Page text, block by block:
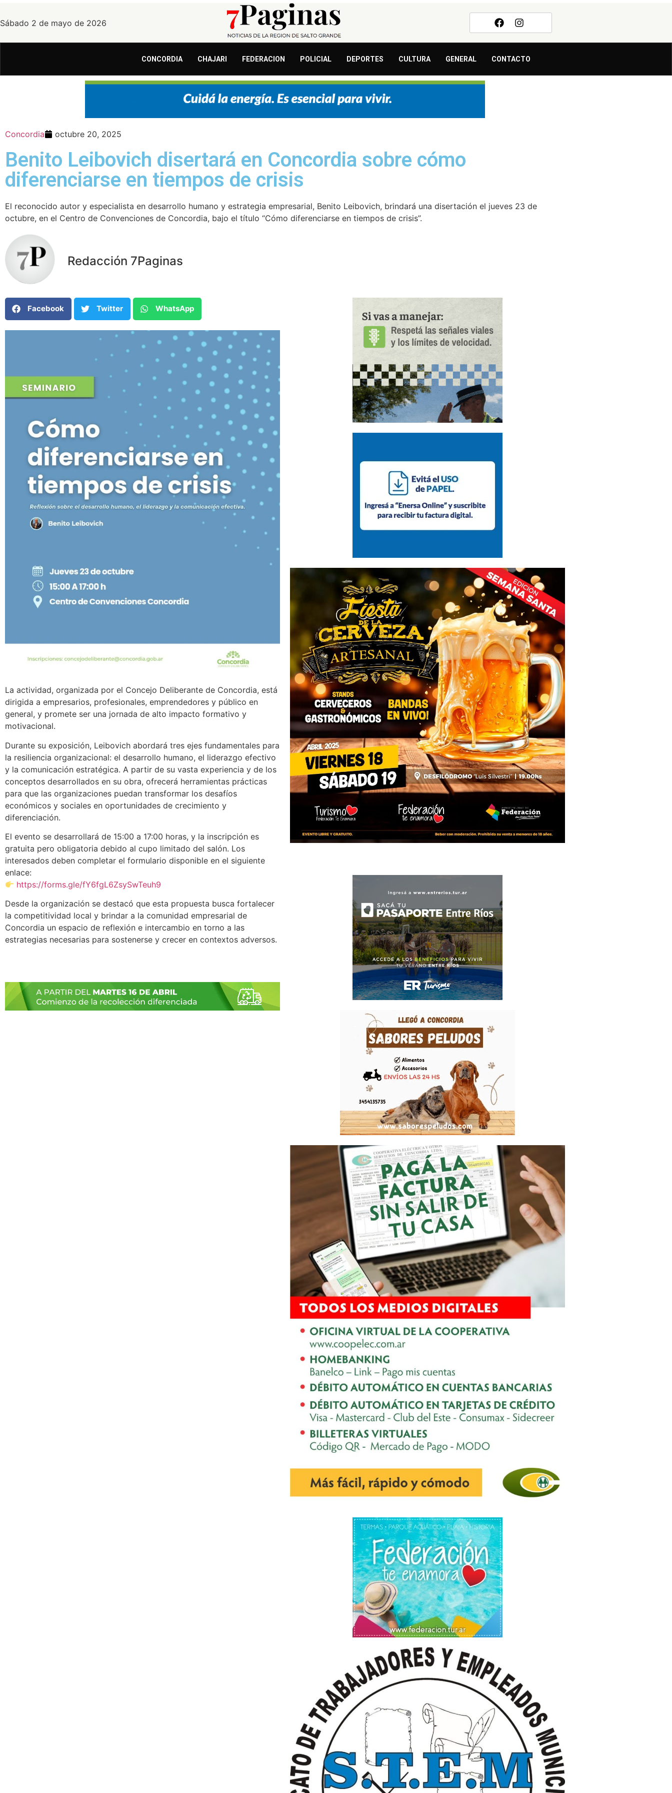
Sábado 2 de mayo de 2026
CONCORDIA CHAJARI FEDERACION POLICIAL DEPORTES CULTURA GENERAL CONTACTO
Concordia octubre 20, 2025
Benito Leibovich disertará en Concordia sobre cómo
diferenciarse en tiempos de crisis
El reconocido autor y especialista en desarrollo humano y estrategia empresarial, Benito Leibovich, brindará una disertación el jueves 23 de
octubre, en el Centro de Convenciones de Concordia, bajo el título “Cómo diferenciarse en tiempos de crisis”.
Redacción 7Paginas
Facebook Twitter WhatsApp
La actividad, organizada por el Concejo Deliberante de Concordia, está
dirigida a empresarios, profesionales, emprendedores y público en
general, y promete ser una jornada de alto impacto formativo y
motivacional.
Durante su exposición, Leibovich abordará tres ejes fundamentales para
la resiliencia organizacional: el desarrollo humano, el liderazgo efectivo
y la comunicación estratégica. A partir de su vasta experiencia y de los
conceptos desarrollados en su obra, ofrecerá herramientas prácticas
para que las organizaciones puedan transformar los desafíos
económicos y sociales en oportunidades de crecimiento y
diferenciación.
El evento se desarrollará de 15:00 a 17:00 horas, y la inscripción es
gratuita pero obligatoria debido al cupo limitado del salón. Los
interesados deben completar el formulario disponible en el siguiente
enlace:
https://forms.gle/fY6fgL6ZsySwTeuh9
Desde la organización se destacó que esta propuesta busca fortalecer
la competitividad local y brindar a la comunidad empresarial de
Concordia un espacio de reflexión e intercambio en torno a las
estrategias necesarias para sostenerse y crecer en contextos adversos.